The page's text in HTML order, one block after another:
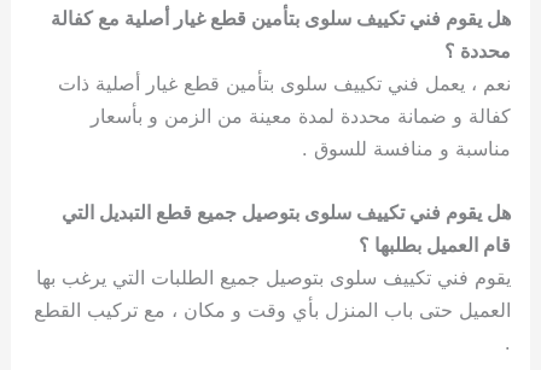
هل يقوم فني تكييف سلوى بتأمين قطع غيار أصلية مع كفالة
محددة ؟
نعم ، يعمل فني تكييف سلوى بتأمين قطع غيار أصلية ذات
كفالة و ضمانة محددة لمدة معينة من الزمن و بأسعار
مناسبة و منافسة للسوق .
هل يقوم فني تكييف سلوى بتوصيل جميع قطع التبديل التي
قام العميل بطلبها ؟
يقوم فني تكييف سلوى بتوصيل جميع الطلبات التي يرغب بها
العميل حتى باب المنزل بأي وقت و مكان ، مع تركيب القطع
.